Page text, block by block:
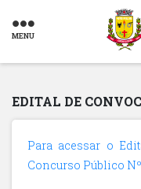
MENU
EDITAL DE
Para acessar o
Concurso Público